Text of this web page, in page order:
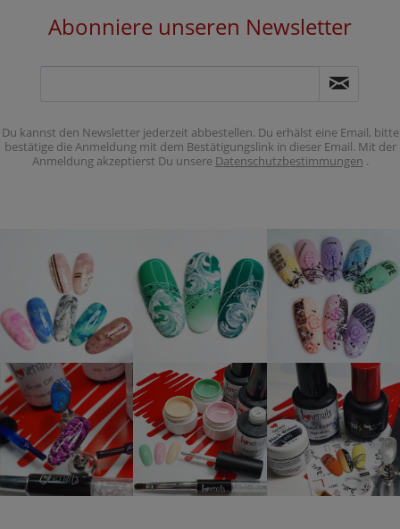
Abonniere unseren Newsletter
Du kannst den Newsletter jederzeit abbestellen. Du erhälst eine Email, bitte
bestätige die Anmeldung mit dem Bestätigungslink in dieser Email. Mit der
Anmeldung akzeptierst Du unsere Datenschutzbestimmungen .